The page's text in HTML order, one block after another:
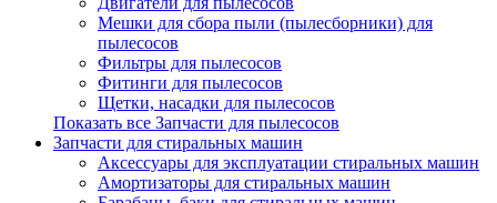
Мешки для сбора пыли (пылесборники) для
пылесосов
Фильтры для пылесосов
Фитинги для пылесосов
Щетки, насадки для пылесосов
Показать все Запчасти для пылесосов
Запчасти для стиральных машин
Аксессуары для эксплуатации стиральных машин
Амортизаторы для стиральных машин